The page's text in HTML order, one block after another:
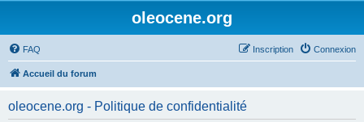
oleocene.org
FAQ Connexion
Inscription
Accueil du forum
oleocene.org - Politique de confidentialité